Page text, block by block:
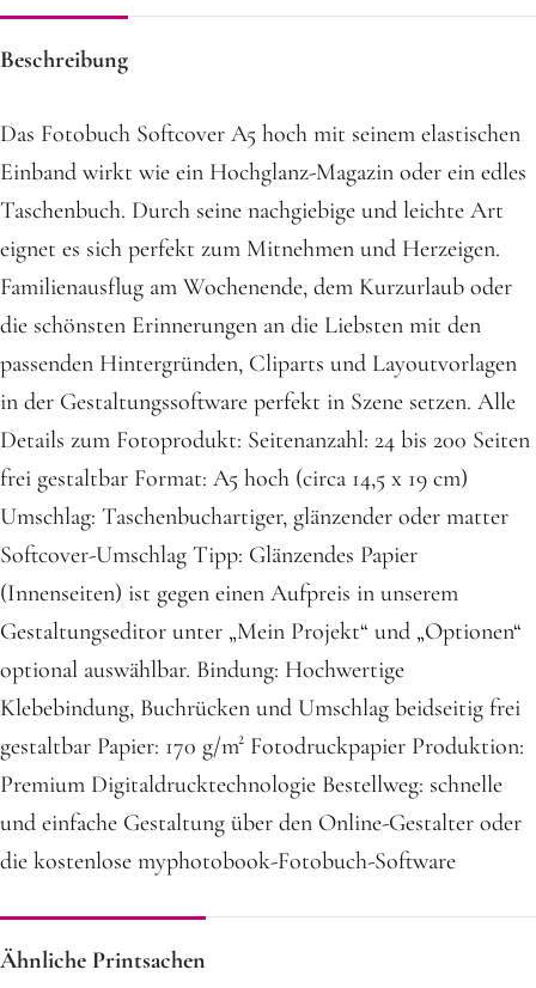
Beschreibung
Das Fotobuch Softcover A5 hoch mit seinem elastischen
Einband wirkt wie ein Hochglanz-Magazin oder ein edles
Taschenbuch. Durch seine nachgiebige und leichte Art
eignet es sich perfekt zum Mitnehmen und Herzeigen.
Familienausflug am Wochenende, dem Kurzurlaub oder
die schönsten Erinnerungen an die Liebsten mit den
passenden Hintergründen, Cliparts und Layoutvorlagen
in der Gestaltungssoftware perfekt in Szene setzen. Alle
Details zum Fotoprodukt: Seitenanzahl: 24 bis 200 Seiten
frei gestaltbar Format: A5 hoch (circa 14,5 x 19 cm)
Umschlag: Taschenbuchartiger, glänzender oder matter
Softcover-Umschlag Tipp: Glänzendes Papier
(Innenseiten) ist gegen einen Aufpreis in unserem
Gestaltungseditor unter „Mein Projekt“ und „Optionen“
optional auswählbar. Bindung: Hochwertige
Klebebindung, Buchrücken und Umschlag beidseitig frei
gestaltbar Papier: 170 g/m² Fotodruckpapier Produktion:
Premium Digitaldrucktechnologie Bestellweg: schnelle
und einfache Gestaltung über den Online-Gestalter oder
die kostenlose myphotobook-Fotobuch-Software
Ähnliche Printsachen